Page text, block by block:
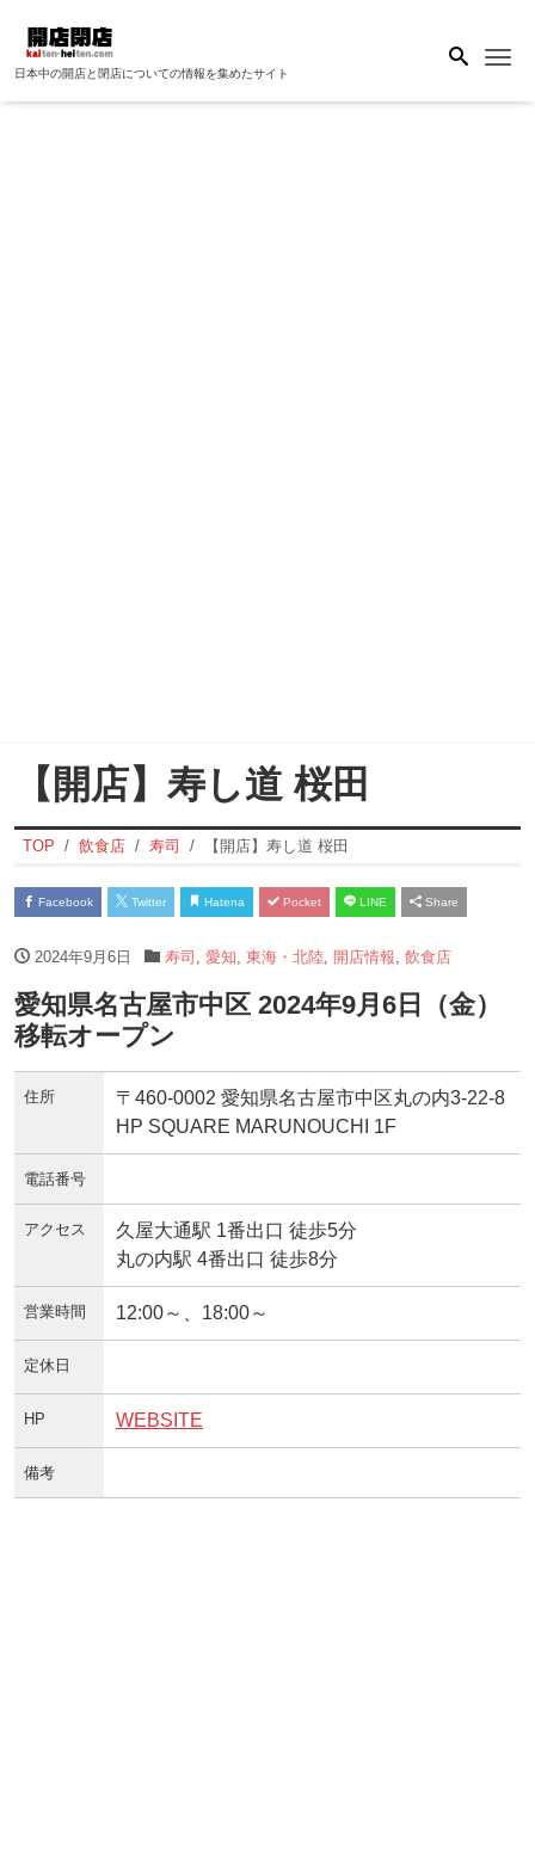
日本中の開店と閉店についての情報を集めたサイト
【開店】寿し道 桜田
TOP 飲食店 寿司 【開店】寿し道 桜田
Facebook Twitter Hatena Pocket LINE Share
2024年9月6日 寿司 愛知 東海・北陸, 開店情報 飲食店
愛知県名古屋市中区 2024年9月6日（金）
移転オープン
住所
〒460-0002 愛知県名古屋市中区丸の内3-22-8
HP SQUARE MARUNOUCHI 1F
電話番号
アクセス
久屋大通駅 1番出口 徒歩5分
丸の内駅 4番出口 徒歩8分
営業時間 12:00～、18:00～
定休日
HP WEBSITE
備考